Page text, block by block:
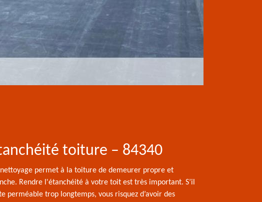
toiture – 84340
permet à la toiture de demeurer propre et
Rendre l'étanchéité à votre toit est très important. S’il
perméable trop longtemps, vous risquez d’avoir des